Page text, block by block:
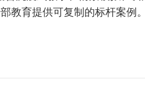
教育提供可复制的标杆案例。